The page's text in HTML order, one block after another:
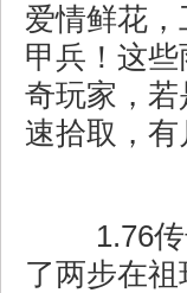
爱情鲜花
甲兵！这
奇玩家，
速拾取，
1.76传
了两步在